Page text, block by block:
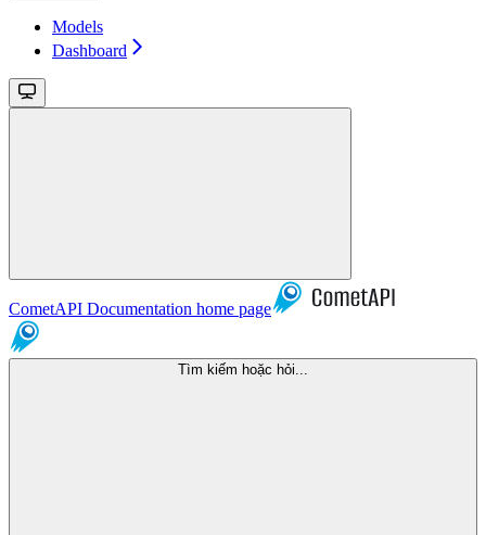
Models
Dashboard
CometAPI Documentation home page
Tìm kiếm hoặc hỏi...